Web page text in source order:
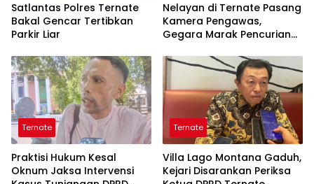
Satlantas Polres Ternate
Bakal Gencar Tertibkan
Parkir Liar
Nelayan di Ternate Pasang
Kamera Pengawas,
Gegara Marak Pencurian
Ternate
Praktisi Hukum Kesal
Oknum Jaksa Intervensi
Ternate
Villa Lago Montana Gaduh,
Kejari Disarankan Periksa